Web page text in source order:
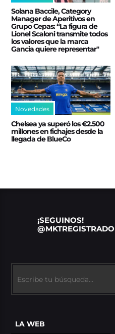
Solana Baccile, Category
Manager de Aperitivos en
Grupo Cepas: “La figura de
Lionel Scaloni transmite todos
los valores que la marca
Gancia quiere representar"
Novedades
Chelsea ya superó los €2.500
millones en fichajes desde la
llegada de BlueCo
¡SEGUINOS!
@MKTREGISTRADO
LA WEB